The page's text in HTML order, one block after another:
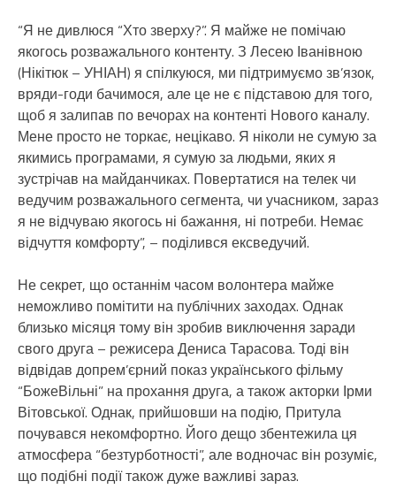
“Я не дивлюся “Хто зверху?”. Я майже не помічаю
якогось розважального контенту. З Лесею Іванівною
(Нікітюк – УНІАН) я спілкуюся, ми підтримуємо зв’язок,
вряди-годи бачимося, але це не є підставою для того,
щоб я залипав по вечорах на контенті Нового каналу.
Мене просто не торкає, нецікаво. Я ніколи не сумую за
якимись програмами, я сумую за людьми, яких я
зустрічав на майданчиках. Повертатися на телек чи
ведучим розважального сегмента, чи учасником, зараз
я не відчуваю якогось ні бажання, ні потреби. Немає
відчуття комфорту”, – поділився ексведучий.
Не секрет, що останнім часом волонтера майже
неможливо помітити на публічних заходах. Однак
близько місяця тому він зробив виключення заради
свого друга – режисера Дениса Тарасова. Тоді він
відвідав допрем’єрний показ українського фільму
“БожеВільні” на прохання друга, а також акторки Ірми
Вітовської. Однак, прийшовши на подію, Притула
почувався некомфортно. Його дещо збентежила ця
атмосфера “безтурботності”, але водночас він розуміє,
що подібні події також дуже важливі зараз.